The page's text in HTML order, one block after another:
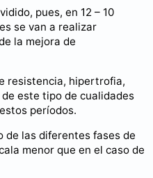
pues, en 12 – 10
se van a realizar
la mejora de
resistencia, hipertrofia,
este tipo de cualidades
períodos.
de las diferentes fases de
menor que en el caso de